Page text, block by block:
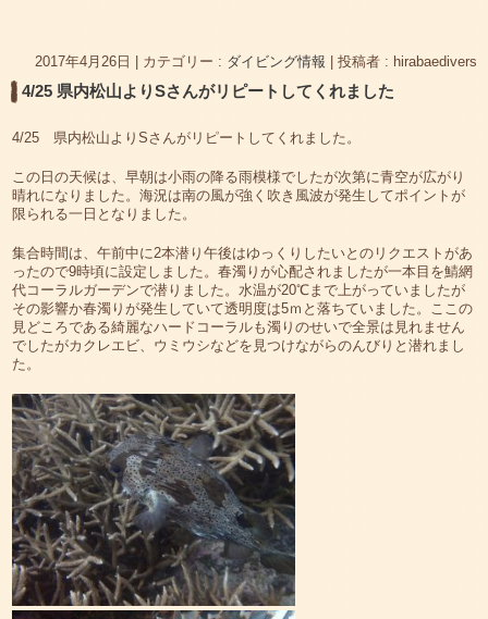
2017年4月26日 カテゴリー : ダイビング情報 投稿者 : hirabaedivers
4/25 県内松山よりSさんがリピートしてくれました
4/25 県内松山よりSさんがリピートしてくれました。
この日の天候は、早朝は小雨の降る雨模様でしたが次第に青空が広がり
晴れになりました。海況は南の風が強く吹き風波が発生してポイントが
限られる一日となりました。
集合時間は、午前中に2本潜り午後はゆっくりしたいとのリクエストがあ
ったので9時頃に設定しました。春濁りが心配されましたが一本目を鯖網
代コーラルガーデンで潜りました。水温が20℃まで上がっていましたが
その影響か春濁りが発生していて透明度は5ｍと落ちていました。ここの
見どころである綺麗なハードコーラルも濁りのせいで全景は見れません
でしたがカクレエビ、ウミウシなどを見つけながらのんびりと潜れまし
た。